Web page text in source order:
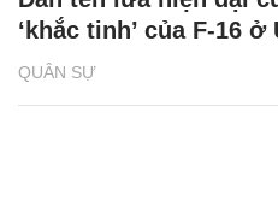
QUÂN SỰ
‘khắc tinh’ của F-16 ở